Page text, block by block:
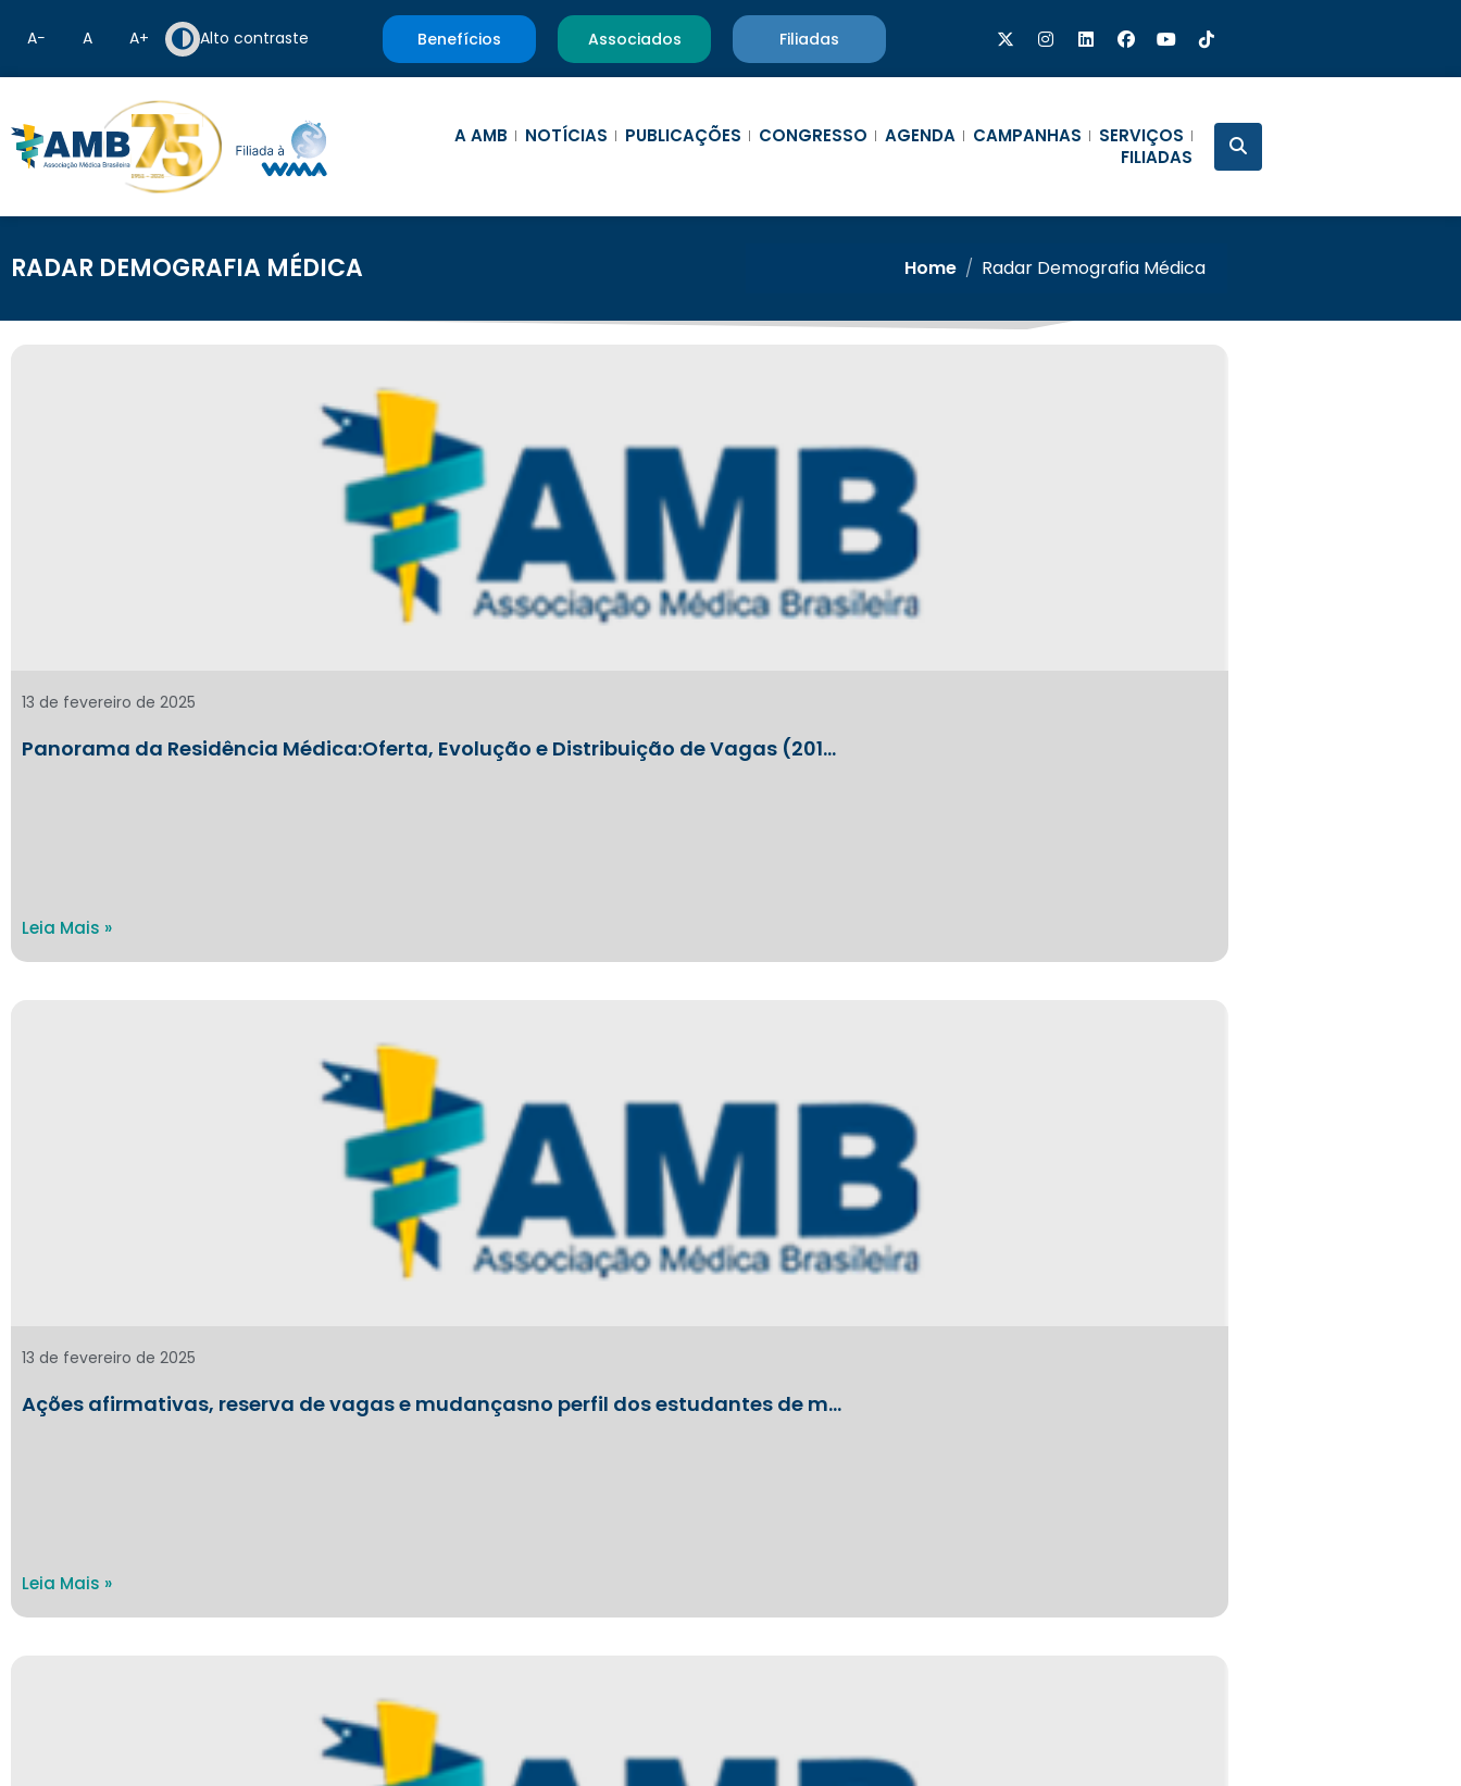
A− A A+ Alto contraste Benefícios Associados Filiadas
A AMB NOTÍCIAS PUBLICAÇÕES CONGRESSO AGENDA CAMPANHAS
SERVIÇOS
FILIADAS
RADAR DEMOGRAFIA MÉDICA Home / Radar Demografia Médica
Panorama da Residência Médica:Oferta, Evolução e Distribuição de Vagas (201…
13 de fevereiro de 2025
Leia Mais »
Ações afirmativas, reserva de vagas e mudançasno perfil dos estudantes de m…
13 de fevereiro de 2025
Leia Mais »